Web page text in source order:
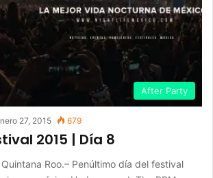
After Party
27, 2015 679
2015 | Día 8
Roo.– Penúltimo día del festival